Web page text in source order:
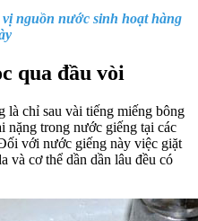
nguồn nước sinh hoạt hàng
qua đầu vòi
là chỉ sau vài tiếng miếng bông
nặng trong nước giếng tại các
với nước giếng này việc giặt
và cơ thể dần dần lâu đều có